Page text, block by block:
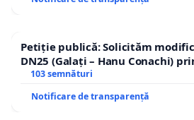
Petiție publică: Solicităm
DN25 (Galați – Hanu Conachi)
traseului în afara localităților!
103 semnături
Notificare de transparență